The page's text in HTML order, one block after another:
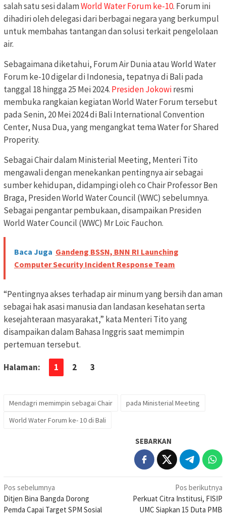
salah satu sesi dalamWorld Water Forum ke-10. Forum ini
dihadiri oleh delegasi dari berbagai negara yang berkumpul
untuk membahas tantangan dan solusi terkait pengelolaan
air.
Sebagaimana diketahui, Forum Air Dunia atau World Water
Forum ke-10 digelar di Indonesia, tepatnya di Bali pada
tanggal 18 hingga 25 Mei 2024. Presiden Jokowiresmi
membuka rangkaian kegiatan World Water Forum tersebut
pada Senin, 20 Mei 2024 di Bali International Convention
Center, Nusa Dua, yang mengangkat tema Water for Shared
Properity.
Sebagai Chair dalam Ministerial Meeting, Menteri Tito
mengawali dengan menekankan pentingnya air sebagai
sumber kehidupan, didampingi oleh co Chair Professor Ben
Braga, Presiden World Water Council (WWC) sebelumnya.
Sebagai pengantar pembukaan, disampaikan Presiden
World Water Council (WWC) Mr Loïc Fauchon.
Baca Juga Gandeng BSSN, BNN RI Launching
Computer Security Incident Response Team
“Pentingnya akses terhadap air minum yang bersih dan aman
sebagai hak asasi manusia dan landasan kesehatan serta
kesejahteraan masyarakat,” kata Menteri Tito yang
disampaikan dalam Bahasa Inggris saat memimpin
pertemuan tersebut.
Halaman: 1 2 3
Mendagri memimpin sebagai Chair
pada Ministerial Meeting
World Water Forum ke- 10 di Bali
SEBARKAN
Navigasi
pos
Pos sebelumnya
Ditjen Bina Bangda Dorong
Pemda Capai Target SPM Sosial
Pos berikutnya
Perkuat Citra Institusi, FISIP
UMC Siapkan 15 Duta PMB